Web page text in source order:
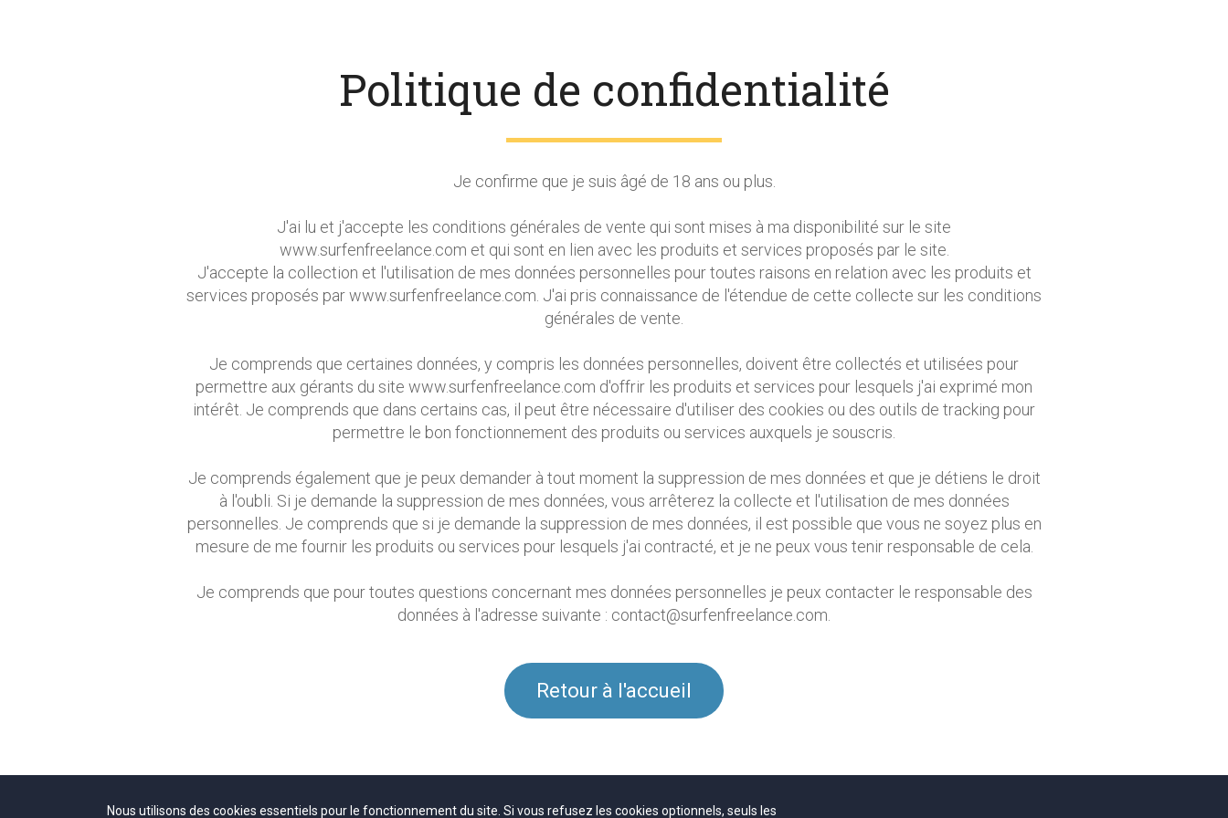
Politique de confidentialité
Je confirme que je suis âgé de 18 ans ou plus.
J'ai lu et j'accepte les conditions générales de vente qui sont mises à ma disponibilité sur le site
www.surfenfreelance.com et qui sont en lien avec les produits et services proposés par le site.
J'accepte la collection et l'utilisation de mes données personnelles pour toutes raisons en relation avec les produits et
services proposés par www.surfenfreelance.com. J'ai pris connaissance de l'étendue de cette collecte sur les conditions
générales de vente.
Je comprends que certaines données, y compris les données personnelles, doivent être collectés et utilisées pour
permettre aux gérants du site www.surfenfreelance.com d'offrir les produits et services pour lesquels j'ai exprimé mon
intérêt. Je comprends que dans certains cas, il peut être nécessaire d'utiliser des cookies ou des outils de tracking pour
permettre le bon fonctionnement des produits ou services auxquels je souscris.
Je comprends également que je peux demander à tout moment la suppression de mes données et que je détiens le droit
à l'oubli. Si je demande la suppression de mes données, vous arrêterez la collecte et l'utilisation de mes données
personnelles. Je comprends que si je demande la suppression de mes données, il est possible que vous ne soyez plus en
mesure de me fournir les produits ou services pour lesquels j'ai contracté, et je ne peux vous tenir responsable de cela.
Je comprends que pour toutes questions concernant mes données personnelles je peux contacter le responsable des
données à l'adresse suivante : contact@surfenfreelance.com.
Retour à l'accueil
Nous utilisons des cookies essentiels pour le fonctionnement du site. Si vous refusez les cookies optionnels, seuls les